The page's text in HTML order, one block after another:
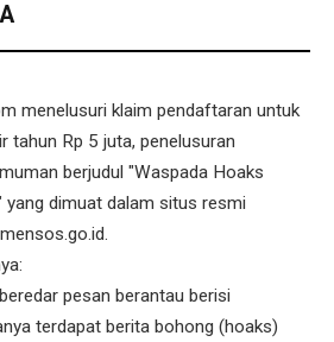
menelusuri klaim pendaftaran untuk
tahun Rp 5 juta, penelusuran
berjudul "Waspada Hoaks
dimuat dalam situs resmi
pesan berantau berisi
terdapat berita bohong (hoaks)